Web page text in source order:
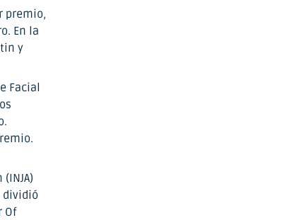
premio,
En la
y
Facial
dividió
Of